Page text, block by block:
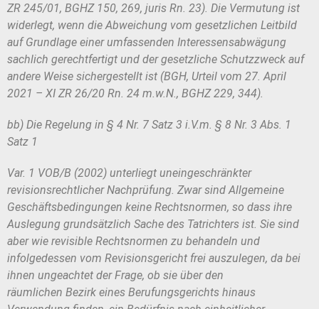
ZR 245/01, BGHZ 150, 269, juris Rn. 23). Die Vermutung ist
widerlegt, wenn die Abweichung vom gesetzlichen Leitbild
auf Grundlage einer umfassenden Interessensabwägung
sachlich gerechtfertigt und der gesetzliche Schutzzweck auf
andere Weise sichergestellt ist (BGH, Urteil vom 27. April
2021 – XI ZR 26/20 Rn. 24 m.w.N., BGHZ 229, 344).
bb) Die Regelung in § 4 Nr. 7 Satz 3 i.V.m. § 8 Nr. 3 Abs. 1
Satz 1
Var. 1 VOB/B (2002) unterliegt uneingeschränkter
revisionsrechtlicher Nachprüfung. Zwar sind Allgemeine
Geschäftsbedingungen keine Rechtsnormen, so dass ihre
Auslegung grundsätzlich Sache des Tatrichters ist. Sie sind
aber wie revisible Rechtsnormen zu behandeln und
infolgedessen vom Revisionsgericht frei auszulegen, da bei
ihnen ungeachtet der Frage, ob sie über den
räumlichen Bezirk eines Berufungsgerichts hinaus